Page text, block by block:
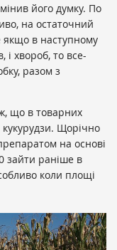
його думку. По
на остаточний
якщо в наступному
і хвороб, то все-
разом з
що в товарних
кукурудзи. Щорічно
на основі
зайти раніше в
коли площі